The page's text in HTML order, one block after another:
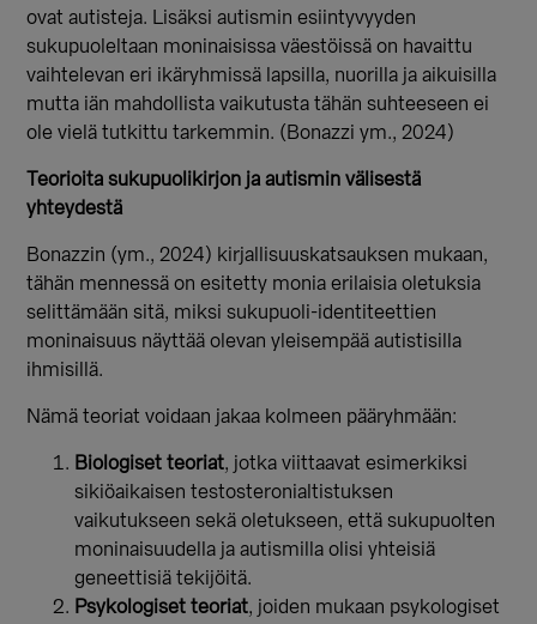
ovat autisteja. Lisäksi autismin esiintyvyyden
sukupuoleltaan moninaisissa väestöissä on havaittu
vaihtelevan eri ikäryhmissä lapsilla, nuorilla ja aikuisilla
mutta iän mahdollista vaikutusta tähän suhteeseen ei
ole vielä tutkittu tarkemmin. (Bonazzi ym., 2024)
Teorioita sukupuolikirjon ja autismin välisestä
yhteydestä
Bonazzin (ym., 2024) kirjallisuuskatsauksen mukaan,
tähän mennessä on esitetty monia erilaisia oletuksia
selittämään sitä, miksi sukupuoli-identiteettien
moninaisuus näyttää olevan yleisempää autistisilla
ihmisillä.
Nämä teoriat voidaan jakaa kolmeen pääryhmään:
Biologiset teoriat, jotka viittaavat esimerkiksi
sikiöaikaisen testosteronialtistuksen
vaikutukseen sekä oletukseen, että sukupuolten
moninaisuudella ja autismilla olisi yhteisiä
geneettisiä tekijöitä.
Psykologiset teoriat, joiden mukaan psykologiset